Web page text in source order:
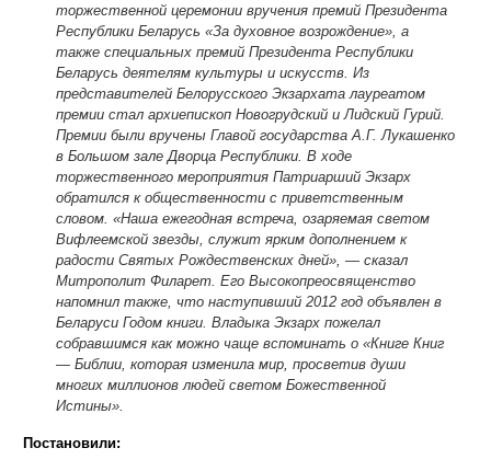
торжественной церемонии вручения премий Президента
Республики Беларусь «За духовное возрождение», а
также специальных премий Президента Республики
Беларусь деятелям культуры и искусств. Из
представителей Белорусского Экзархата лауреатом
премии стал архиепископ Новогрудский и Лидский Гурий.
Премии были вручены Главой государства А.Г. Лукашенко
в Большом зале Дворца Республики. В ходе
торжественного мероприятия Патриарший Экзарх
обратился к общественности с приветственным
словом. «Наша ежегодная встреча, озаряемая светом
Вифлеемской звезды, служит ярким дополнением к
радости Святых Рождественских дней», — сказал
Митрополит Филарет. Его Высокопреосвященство
напомнил также, что наступивший 2012 год объявлен в
Беларуси Годом книги. Владыка Экзарх пожелал
собравшимся как можно чаще вспоминать о «Книге Книг
— Библии, которая изменила мир, просветив души
многих миллионов людей светом Божественной
Истины».
Постановили: